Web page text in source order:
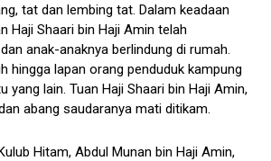
tat dan lembing tat. Dalam keadaan
Haji Shaari bin Haji Amin telah
anak-anaknya berlindung di rumah.
hingga lapan orang penduduk kampung
yang lain. Tuan Haji Shaari bin Haji Amin,
abang saudaranya mati ditikam.
Hitam, Abdul Munan bin Haji Amin,